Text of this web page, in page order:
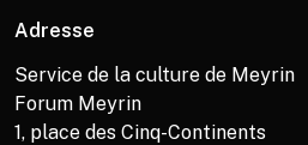
Adresse
Service de la culture de Meyrin
Forum Meyrin
1, place des Cinq-Continents